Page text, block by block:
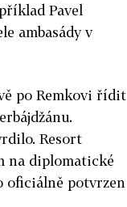
Pavel
ambasády v
po Remkovi řídit
Resort
na diplomatické
oficiálně potvrzen